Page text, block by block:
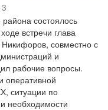
состоялось
встречи глава
Никифоров, совместно с
и
рабочие вопросы.
оперативной
ситуации по
необходимости